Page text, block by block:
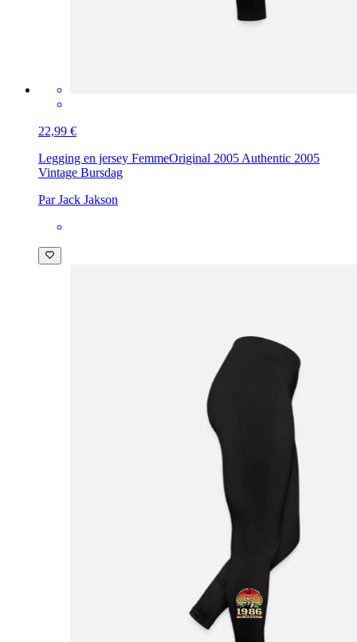
22,99 €
Legging en jersey FemmeOriginal 2005 Authentic 2005
Vintage Bursdag
Par Jack Jakson